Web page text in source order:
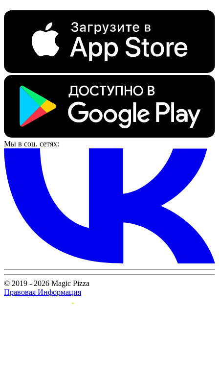
Мы в соц. сетях:
© 2019 - 2026 Magic Pizza
Правовая Информация